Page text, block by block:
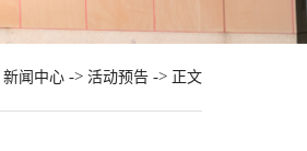
新闻中心 -> 活动预告 -> 正文